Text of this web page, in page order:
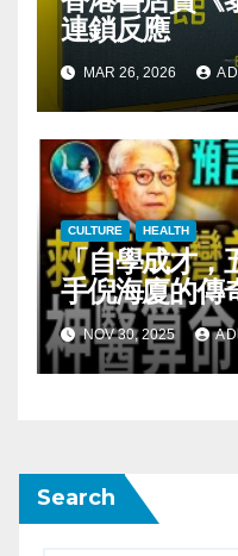
連鎖反應
MAR 26, 2026
CULTURE HEALTH
「自學成才，
手倪海廈的傳
NOV 30, 2025
Search